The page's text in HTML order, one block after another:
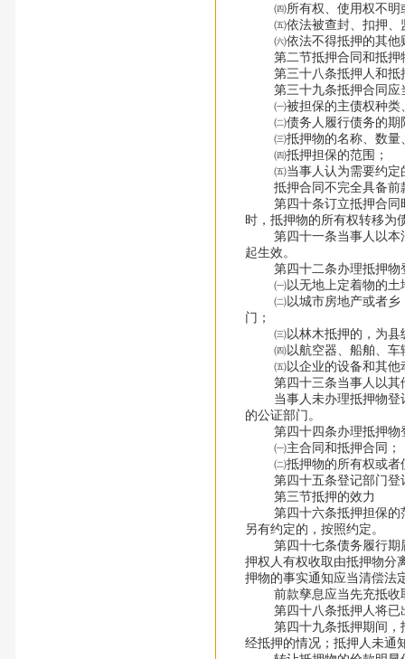
㈣所有权、使用权不明
㈤依法被查封、扣押、
㈥依法不得抵押的其他
第二节抵押合同和抵押
第三十八条抵押人和抵
第三十九条抵押合同应
㈠被担保的主债权种类
㈡债务人履行债务的期
㈢抵押物的名称、数量、
㈣抵押担保的范围；
㈤当事人认为需要约定
抵押合同不完全具备前
第四十条订立抵押合同时
时，抵押物的所有权转移为
第四十一条当事人以本法
起生效。
第四十二条办理抵押物
㈠以无地上定着物的土地
㈡以城市房地产或者乡（
门；
㈢以林木抵押的，为县
㈣以航空器、船舶、车
㈤以企业的设备和其他动
第四十三条当事人以其他
当事人未办理抵押物登记
的公证部门。
第四十四条办理抵押物登
㈠主合同和抵押合同；
㈡抵押物的所有权或者
第四十五条登记部门登记
第三节抵押的效力
第四十六条抵押担保的范
另有约定的，按照约定。
第四十七条债务履行期届
押权人有权收取由抵押物分
押物的事实通知应当清偿法
前款孳息应当先充抵收
第四十八条抵押人将已出
第四十九条抵押期间，抵
经抵押的情况；抵押人未通